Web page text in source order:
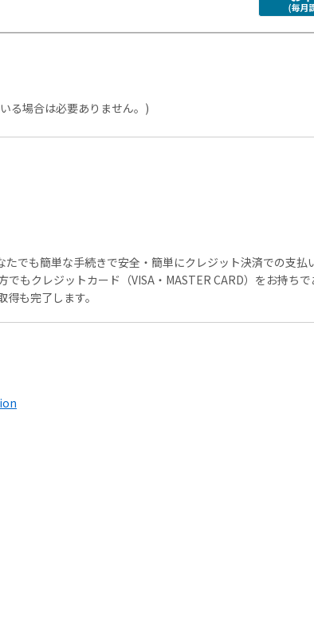
る場合は必要ありません。)
でも簡単な手続きで安全・簡単にクレジット決済での支払
もクレジットカード（VISA・MASTER CARD）をお持ち
も完了します。